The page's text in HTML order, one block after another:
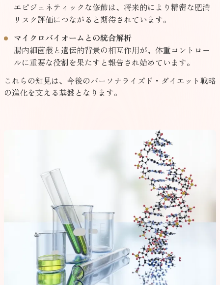
エピジェネティックな修飾は、将来的により精密な肥満
リスク評価につながると期待されています。
マイクロバイオームとの統合解析
腸内細菌叢と遺伝的背景の相互作用が、体重コントロー
ルに重要な役割を果たすと報告され始めています。
これらの知見は、今後のパーソナライズド・ダイエット戦略
の進化を支える基盤となります。